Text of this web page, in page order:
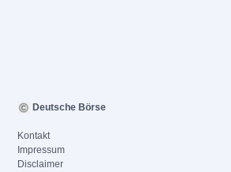
Deutsche Börse
Kontakt
Impressum
Disclaimer